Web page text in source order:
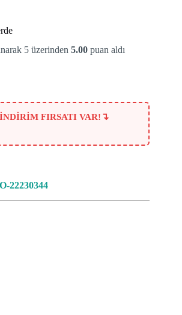
5 üzerinden 5.00 puan aldı
FIRSATI VAR! ↴
22230344